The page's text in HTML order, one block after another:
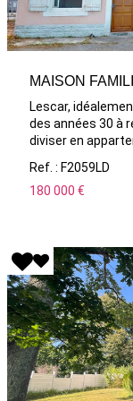
MAISON
Lescar,
des années 30 à
diviser en
et wc. A l'étage 3
aménageable pour
vitrage déjà
Ref. : F2059LD
180 000 €